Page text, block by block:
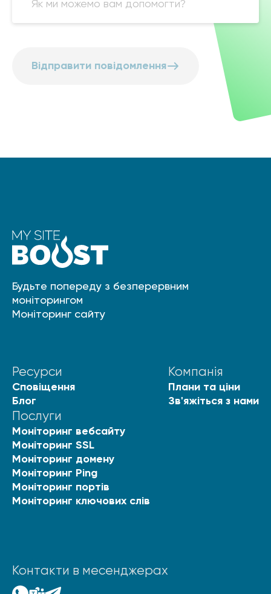
Відправити повідомлення
Будьте попереду з безперервним
моніторингом
Моніторинг сайту
Ресурси
Сповіщення
Блог
Компанія
Плани та ціни
Зв'яжіться з нами
Послуги
Моніторинг вебсайту
Моніторинг SSL
Моніторинг домену
Моніторинг Ping
Моніторинг портів
Моніторинг ключових слів
Контакти в месенджерах